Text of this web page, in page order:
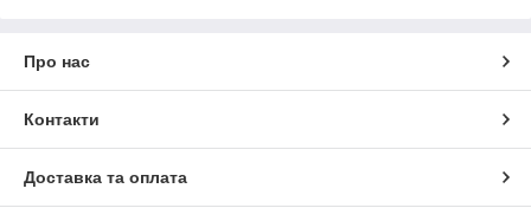
Про нас
Контакти
Доставка та оплата